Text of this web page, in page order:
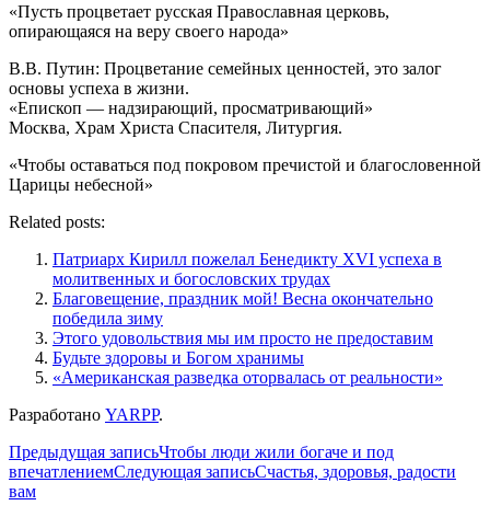
«Пусть процветает русская Православная церковь,
опирающаяся на веру своего народа»
В.В. Путин: Процветание семейных ценностей, это залог
основы успеха в жизни.
«Епископ — надзирающий, просматривающий»
Москва, Храм Хpиста Спасителя, Литургия.
«Чтобы оставаться под покровом пречистой и благословенной
Царицы небесной»
Related posts:
Патриарх Кирилл пожелал Бенедикту XVI успеха в
молитвенных и богословских трудах
Благовещение, праздник мой! Весна окончательно
победила зиму
Этого удовольствия мы им просто не предоставим
Будьте здоровы и Богом хранимы
«Американская разведка оторвалась от реальности»
Разработано YARPP.
Навигация
по
Предыдущая записьЧтобы люди жили богаче и под
впечатлениемСледующая записьСчастья, здоровья, радости
вам